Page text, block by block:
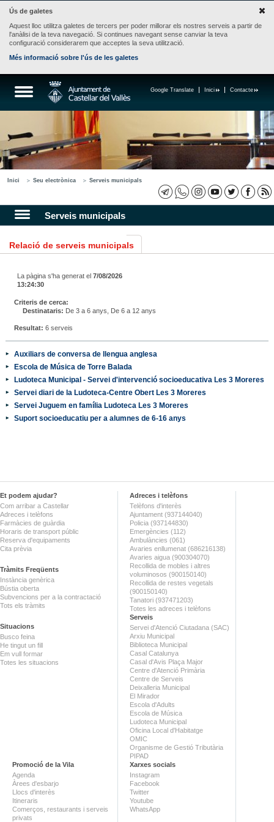
Ús de galetes
Aquest lloc utilitza galetes de tercers per poder millorar els nostres serveis a partir de
l'anàlisi de la teva navegació. Si continues navegant sense canviar la teva
configuració considerarem que acceptes la seva utilització.
Més informació sobre l'ús de les galetes
Contacte
Inici
Google Translate
Inici Seu electrònica Serveis municipals
Serveis municipals
Relació de serveis municipals
La pàgina s'ha generat el 7/08/2026
13:24:30
Criteris de cerca:
Destinataris: De 3 a 6 anys, De 6 a 12 anys
Resultat: 6 serveis
Auxiliars de conversa de llengua anglesa
Escola de Música de Torre Balada
Ludoteca Municipal - Servei d'intervenció socioeducativa Les 3 Moreres
Servei diari de la Ludoteca-Centre Obert Les 3 Moreres
Servei Juguem en família Ludoteca Les 3 Moreres
Suport socioeducatiu per a alumnes de 6-16 anys
Et podem ajudar?
Com arribar a Castellar
Adreces i telèfons
Farmàcies de guàrdia
Horaris de transport públic
Reserva d'equipaments
Cita prèvia
Tràmits Freqüents
Instància genèrica
Bústia oberta
Subvencions per a la contractació
Tots els tràmits
Situacions
Busco feina
He tingut un fill
Em vull formar
Totes les situacions
Adreces i telèfons
Telèfons d'interès
Ajuntament (937144040)
Policia (937144830)
Emergències (112)
Ambulàncies (061)
Avaries enllumenat (686216138)
Avaries aigua (900304070)
Recollida de mobles i altres
voluminosos (900150140)
Recollida de restes vegetals
(900150140)
Tanatori (937471203)
Totes les adreces i telèfons
Serveis
Servei d'Atenció Ciutadana (SAC)
Arxiu Municipal
Biblioteca Municipal
Casal Catalunya
Casal d'Avis Plaça Major
Centre d'Atenció Primària
Centre de Serveis
Deixalleria Municipal
El Mirador
Escola d'Adults
Escola de Música
Ludoteca Municipal
Oficina Local d'Habitatge
OMIC
Organisme de Gestió Tributària
PIPAD
Promoció de la Vila
Agenda
Àrees d'esbarjo
Llocs d'interès
Itineraris
Comerços, restaurants i serveis
privats
Xarxes socials
Instagram
Facebook
Twitter
Youtube
WhatsApp